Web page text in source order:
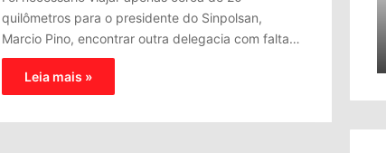
quilômetros para o presidente do Sinpolsan,
Marcio Pino, encontrar outra delegacia com falta…
Leia mais »